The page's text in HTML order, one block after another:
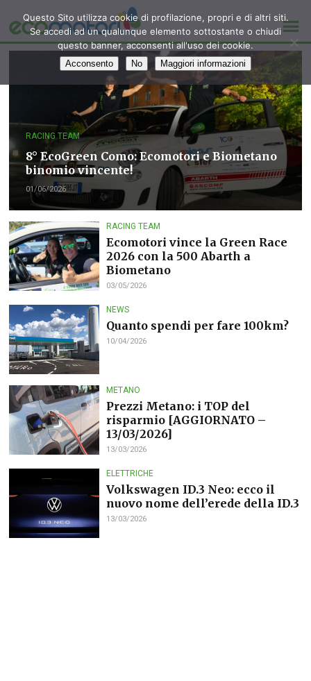
RACING TEAM
8° EcoGreen Como: Ecomotori e Biometano
binomio vincente!
01/06/2026
RACING TEAM
Ecomotori vince la Green Race
2026 con la 500 Abarth a
Biometano
03/05/2026
NEWS
Quanto spendi per fare 100km?
10/04/2026
METANO
Prezzi Metano: i TOP del
risparmio [AGGIORNATO –
13/03/2026]
13/03/2026
ELETTRICHE
Volkswagen ID.3 Neo: ecco il
nuovo nome dell’erede della ID.3
13/03/2026
Questo Sito utilizza cookie di profilazione, propri e di altri siti.
Se accedi ad un qualunque elemento sottostante o chiudi
questo banner, acconsenti all'uso dei cookie.
Acconsento No Maggiori informazioni